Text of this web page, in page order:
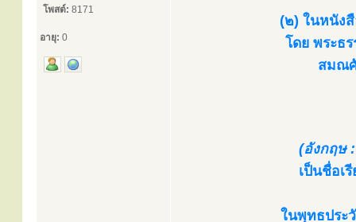
โพสต์: 8171
อายุ: 0
(๒) ในหนัง
โดย พระธ
สมณ
(อังกฤษ
เป็นชื่อเ
ในพุทธประ